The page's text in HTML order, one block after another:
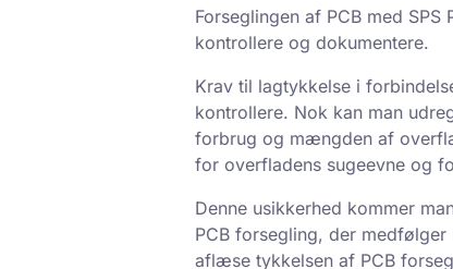
Forseglingen af PCB med
kontrollere og dokumentere.
Krav til lagtykkelse i
kontrollere. Nok kan man
forbrug og mængden af
for overfladens sugeevne og
Denne usikkerhed kommer
PCB forsegling, der
aflæse tykkelsen af PCB